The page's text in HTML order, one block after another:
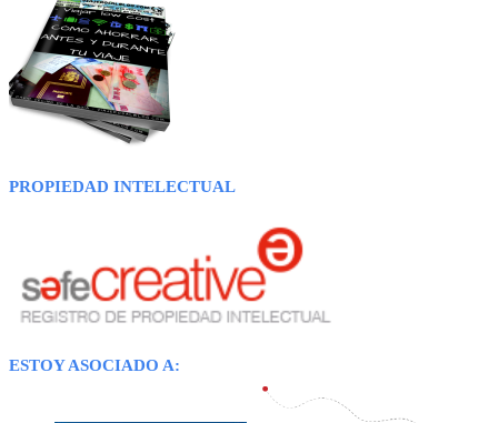
PROPIEDAD INTELECTUAL
ESTOY ASOCIADO A: